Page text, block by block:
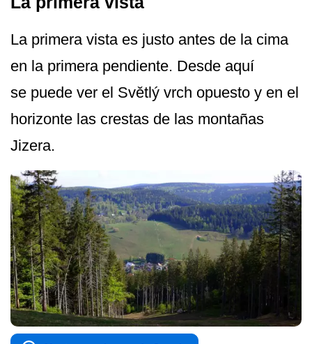
La primera vista es justo antes de la cima
en la primera pendiente. Desde aquí
se puede ver el Světlý vrch opuesto y en el
horizonte las crestas de las montañas
Jizera.